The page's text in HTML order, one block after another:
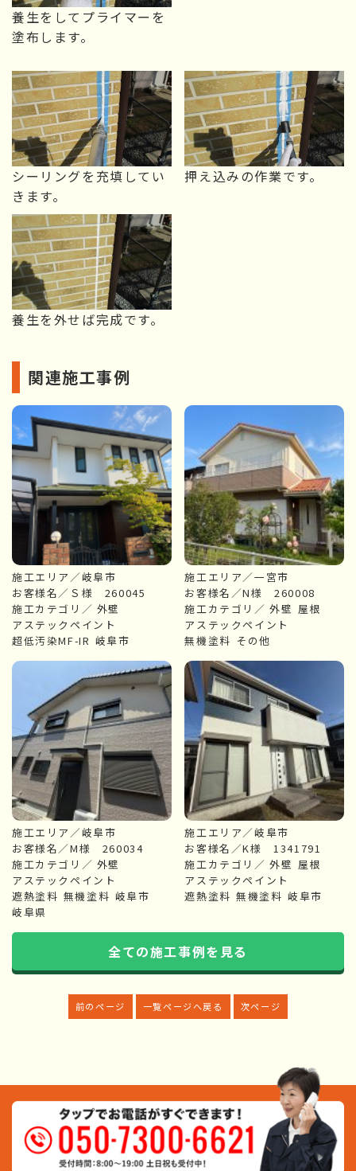
養生をしてプライマーを
塗布します。
シーリングを充填してい
きます。
押え込みの作業です。
養生を外せば完成です。
関連施工事例
施工エリア／岐阜市
お客様名／Ｓ様 260045
施工カテゴリ／ 外壁
アステックペイント
超低汚染MF-IR 岐阜市
施工エリア／一宮市
お客様名／N様 260008
施工カテゴリ／外壁 屋根
アステックペイント
無機塗料 その他
施工エリア／岐阜市
お客様名／M様 260034
施工カテゴリ／ 外壁
アステックペイント
遮熱塗料 無機塗料 岐阜市
岐阜県
施工エリア／岐阜市
お客様名／K様 1341791
施工カテゴリ／外壁 屋根
アステックペイント
遮熱塗料 無機塗料 岐阜市
全ての施工事例を見る
前のページ 一覧ページへ戻る 次ページ